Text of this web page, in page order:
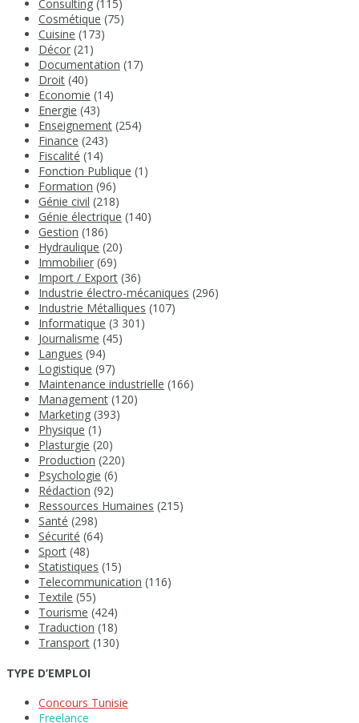
Consulting (115)
Cosmétique (75)
Cuisine (173)
Décor (21)
Documentation (17)
Droit (40)
Economie (14)
Energie (43)
Enseignement (254)
Finance (243)
Fiscalité (14)
Fonction Publique (1)
Formation (96)
Génie civil (218)
Génie électrique (140)
Gestion (186)
Hydraulique (20)
Immobilier (69)
Import / Export (36)
Industrie électro-mécaniques (296)
Industrie Métalliques (107)
Informatique (3 301)
Journalisme (45)
Langues (94)
Logistique (97)
Maintenance industrielle (166)
Management (120)
Marketing (393)
Physique (1)
Plasturgie (20)
Production (220)
Psychologie (6)
Rédaction (92)
Ressources Humaines (215)
Santé (298)
Sécurité (64)
Sport (48)
Statistiques (15)
Telecommunication (116)
Textile (55)
Tourisme (424)
Traduction (18)
Transport (130)
TYPE D’EMPLOI
Concours Tunisie
Freelance